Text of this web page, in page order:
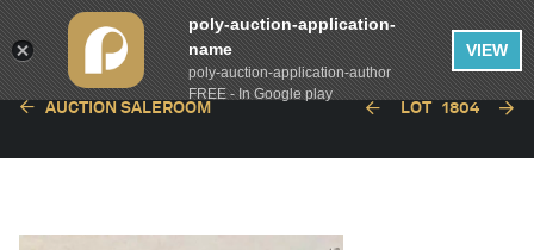
AUCTION SALEROOM LOT 1804
poly-auction-application-
name
poly-auction-application-author
FREE - In Google play
VIEW